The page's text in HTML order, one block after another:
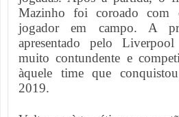
Mazinho foi coroado com
jogador em campo. A
apresentado pelo
muito contundente e
àquele time que
2019.